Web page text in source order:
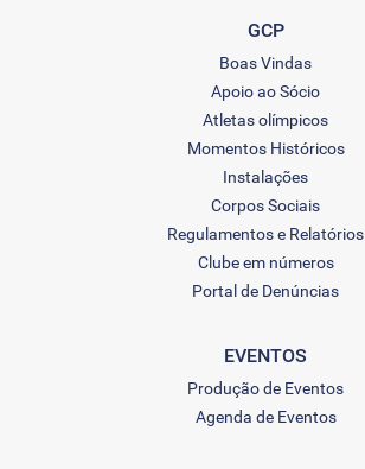
GCP
Boas Vindas
Apoio ao Sócio
Atletas olímpicos
Momentos Históricos
Instalações
Corpos Sociais
Regulamentos e Relatórios
Clube em números
Portal de Denúncias
EVENTOS
Produção de Eventos
Agenda de Eventos